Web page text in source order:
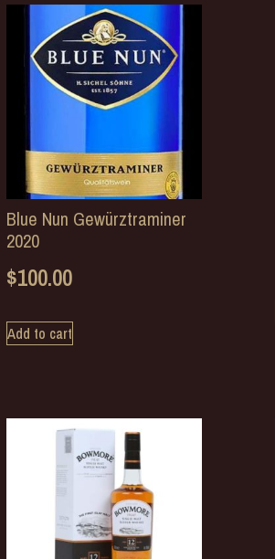
Blue Nun Gewürztraminer
2020
$100.00
Add to cart